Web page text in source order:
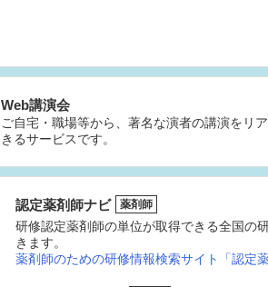
Web講演会
ご自宅・職場等から、著名な演者の講演をリ
きるサービスです。
認定薬剤師ナビ 薬剤師
研修認定薬剤師の単位が取得できる全国の
きます。
薬剤師のための研修情報検索サイト「認定薬